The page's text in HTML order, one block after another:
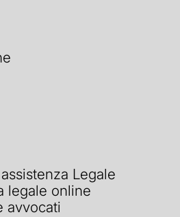
Legale
legale online
avvocati